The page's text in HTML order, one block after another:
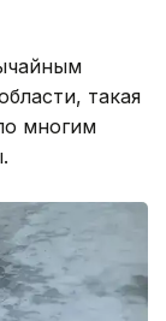
такая
многим